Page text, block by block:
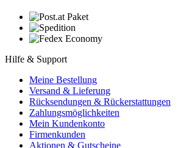
Hilfe & Support
Meine Bestellung
Versand & Lieferung
Rücksendungen & Rückerstattungen
Zahlungsmöglichkeiten
Mein Kundenkonto
Firmenkunden
Aktionen & Gutscheine